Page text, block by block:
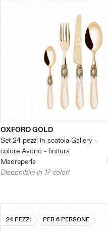
OXFORD GOLD
Set 24 pezzi in scatola Gallery -
colore Avorio - finitura
Madreperla
Disponibile in 17 colori
24 PEZZI PER 6 PERSONE